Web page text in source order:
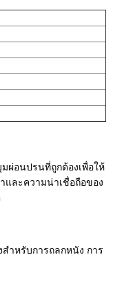
ผ่อนปรนที่ถูกต้องเพื่อให้
ละความน่าเชื่อถือของ
สำหรับการถลกหนัง การ